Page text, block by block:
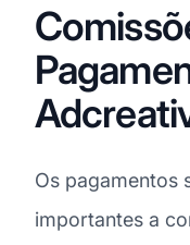
Os pagamentos
importantes a